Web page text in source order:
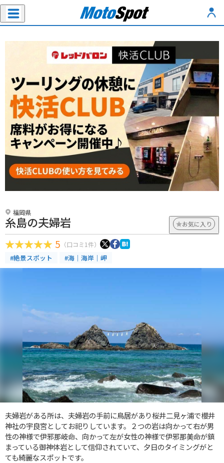
福岡県
糸島の夫婦岩 お気に入り
5 （口コミ1件）
#絶景スポット #海｜海岸｜岬
夫婦岩がある所は、夫婦岩の手前に鳥居があり桜井二見ヶ浦で櫻井
神社の宇良宮としてお祀りしています。２つの岩は向かって右が男
性の神様で伊邪那岐命、向かって左が女性の神様で伊邪那美命が鎮
まっている御神体岩として信仰されていて、夕日のタイミングがと
ても綺麗なスポットです。